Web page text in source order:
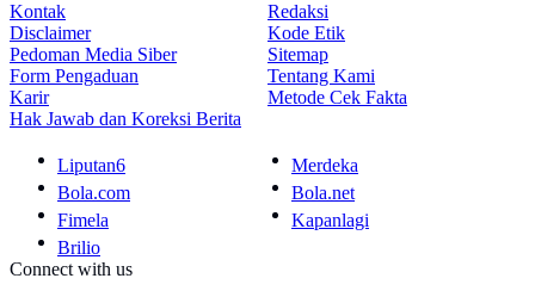
Kontak
Redaksi
Disclaimer
Kode Etik
Pedoman Media Siber
Sitemap
Form Pengaduan
Tentang Kami
Karir
Metode Cek Fakta
Hak Jawab dan Koreksi Berita
Liputan6
Merdeka
Bola.com
Bola.net
Fimela
Kapanlagi
Brilio
Connect with us